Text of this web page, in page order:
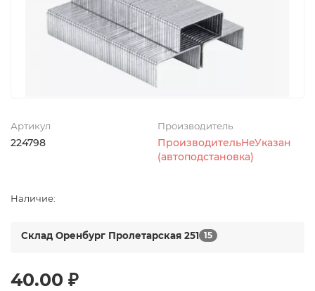
Артикул
224798
Производитель
ПроизводительНеУказан
(автоподстановка)
Наличие:
Склад Оренбург Пролетарская 251 15
40.00 ₽